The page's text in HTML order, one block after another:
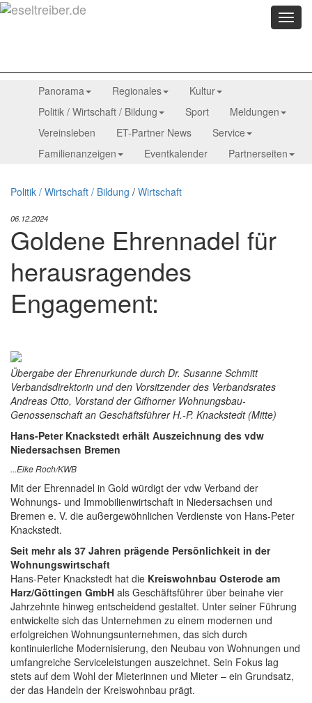
Menü
Panorama Regionales
Kultur
Politik / Wirtschaft / Bildung
Sport
Meldungen
Vereinsleben
ET-Partner News
Service
Familienanzeigen
Eventkalender Partnerseiten
Politik / Wirtschaft / Bildung / Wirtschaft
06.12.2024
Goldene Ehrennadel für
herausragendes
Engagement:
Übergabe der Ehrenurkunde durch Dr. Susanne Schmitt
Verbandsdirektorin und den Vorsitzender des Verbandsrates
Andreas Otto, Vorstand der Gifhorner Wohnungsbau-
Genossenschaft an Geschäftsführer H.-P. Knackstedt (Mitte)
Hans-Peter Knackstedt erhält Auszeichnung des vdw
Niedersachsen Bremen
...Elke Roch/KWB
Mit der Ehrennadel in Gold würdigt der vdw Verband der
Wohnungs- und Immobilienwirtschaft in Niedersachsen und
Bremen e. V. die außergewöhnlichen Verdienste von Hans-Peter
Knackstedt.
Seit mehr als 37 Jahren prägende Persönlichkeit in der
Wohnungswirtschaft
Hans-Peter Knackstedt hat die Kreiswohnbau Osterode am
Harz/Göttingen GmbH als Geschäftsführer über beinahe vier
Jahrzehnte hinweg entscheidend gestaltet. Unter seiner Führung
entwickelte sich das Unternehmen zu einem modernen und
erfolgreichen Wohnungsunternehmen, das sich durch
kontinuierliche Modernisierung, den Neubau von Wohnungen und
umfangreiche Serviceleistungen auszeichnet. Sein Fokus lag
stets auf dem Wohl der Mieterinnen und Mieter – ein Grundsatz,
der das Handeln der Kreiswohnbau prägt.